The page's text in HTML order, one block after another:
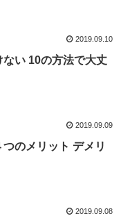
2019.09.10
ない 10の方法で大丈
2019.09.09
のメリット デメリ
2019.09.08